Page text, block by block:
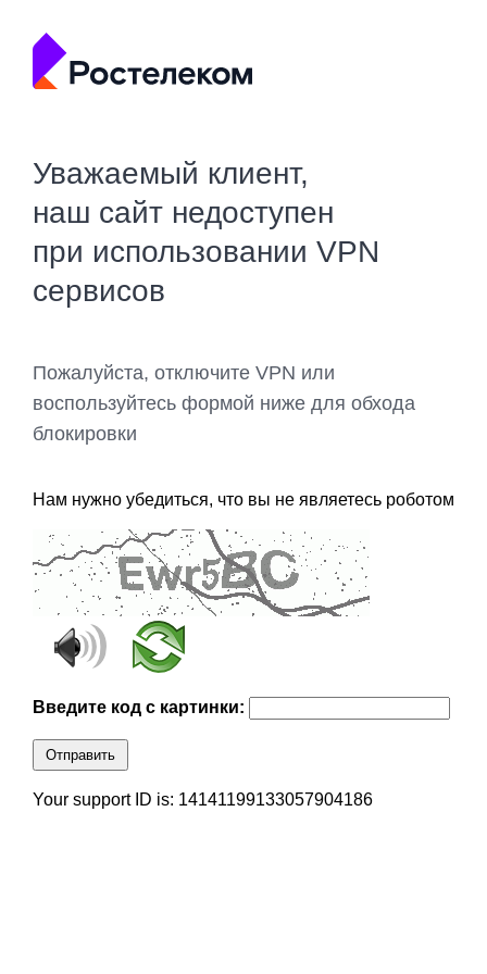
Уважаемый клиент,
наш сайт недоступен
при использовании VPN
сервисов
Пожалуйста, отключите VPN или
воспользуйтесь формой ниже для обхода
блокировки
Нам нужно убедиться, что вы не являетесь роботом
Введите код с картинки:
Отправить
Your support ID is: 14141199133057904186